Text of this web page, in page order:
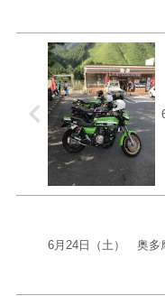
6月24日（土） 奥多